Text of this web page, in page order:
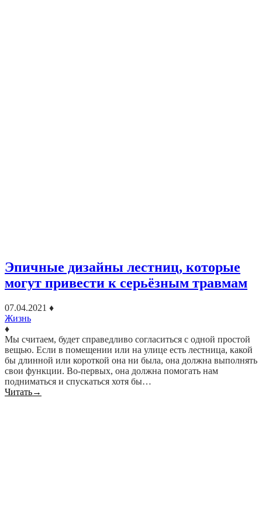
Эпичные дизайны лестниц, которые
могут привести к серьёзным травмам
07.04.2021 ♦
Жизнь
♦
Мы считаем, будет справедливо согласиться с одной простой
вещью. Если в помещении или на улице есть лестница, какой
бы длинной или короткой она ни была, она должна выполнять
свои функции. Во-первых, она должна помогать нам
подниматься и спускаться хотя бы…
Читать→